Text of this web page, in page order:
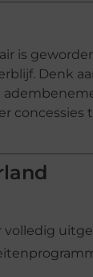
is
Denk
concessies
volledig